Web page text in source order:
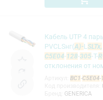
Кабель UTP 4
PVCLSнг(А)-L SLTx,
C5E04-128-305-T-R
отклонения от
BC1-C5E04-
GENERICA